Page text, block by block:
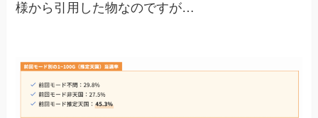
様から引用した物なのですが…